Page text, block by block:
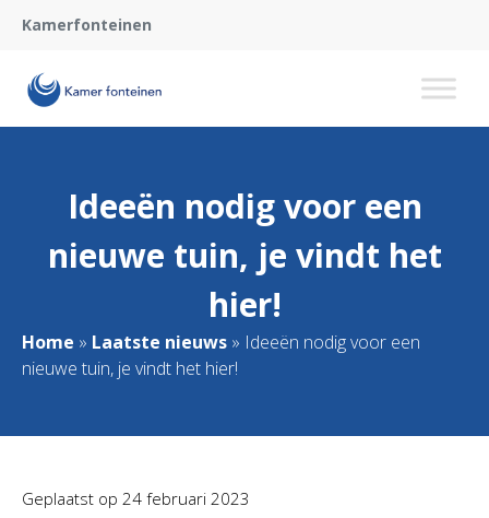
Kamerfonteinen
Ideeën nodig voor een
nieuwe tuin, je vindt het
hier!
Home » Laatste nieuws » Ideeën nodig voor een
nieuwe tuin, je vindt het hier!
Geplaatst op 24 februari 2023